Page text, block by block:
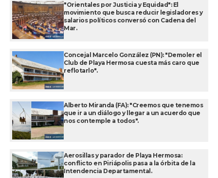
"Orientales por Justicia y Equidad": El
movimiento que busca reducir legisladores y
salarios políticos conversó con Cadena del
Mar.
Concejal Marcelo González (PN): "Demoler el
Club de Playa Hermosa cuesta más caro que
reflotarlo".
Alberto Miranda (FA): "Creemos que tenemos
que ir a un diálogo y llegar a un acuerdo que
nos contemple a todos".
Aerosillas y parador de Playa Hermosa:
conflicto en Piriápolis pasa a la órbita de la
Intendencia Departamental.